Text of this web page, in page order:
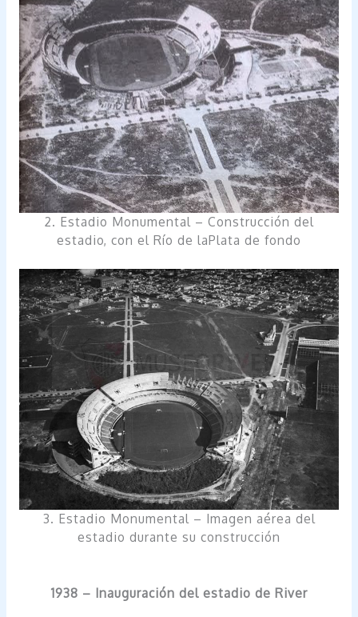
2. Estadio Monumental – Construcción del
estadio, con el Río de laPlata de fondo
3. Estadio Monumental – Imagen aérea del
estadio durante su construcción
1938 – Inauguración del estadio de River